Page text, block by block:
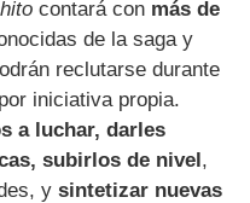
contará con más de
de la saga y
reclutarse durante
iniciativa propia.
a luchar, darles
subirlos de nivel,
ysintetizar nuevas